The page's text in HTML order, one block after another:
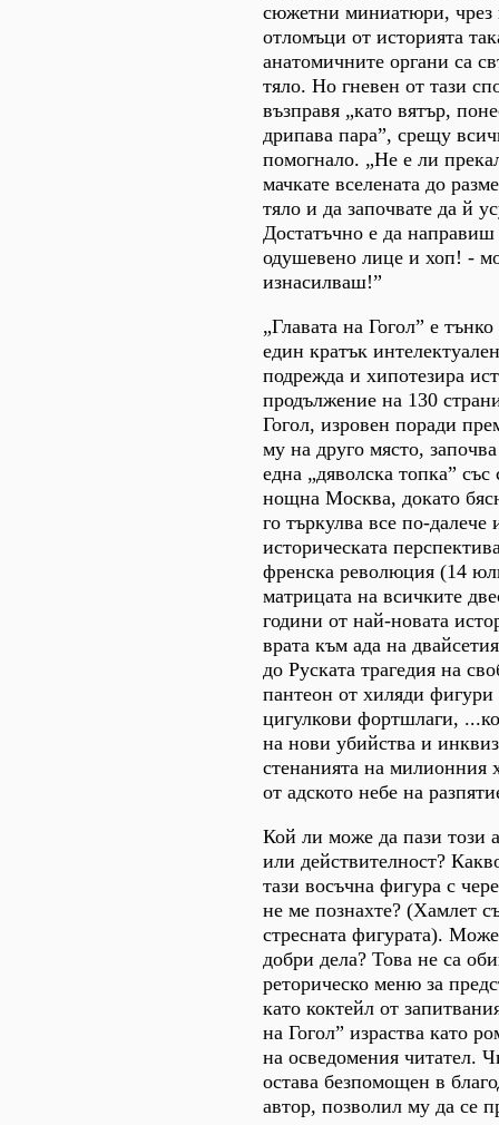
сюжетни миниатюри, чрез
отломъци от историята
анатомичните органи са
тяло. Но гневен от тази
възправя „като вятър,
дрипава пара”, срещу
помогнало. „Не е ли
мачкате вселената до
тяло и да започвате да й
Достатъчно е да направиш
одушевено лице и хоп! -
изнасилваш!”
„Главата на Гогол” е
един кратък
подрежда и хипотезира
продължение на 130
Гогол, изровен поради
му на друго място,
една „дяволска топка”
нощна Москва, докато
го търкулва все по-далече
историческата
френска революция (14
матрицата на всичките
години от най-новата
врата към ада на
до Руската трагедия на
пантеон от хиляди
цигулкови фортшлаги,
на нови убийства и
стенанията на милионния
от адското небе на
Кой ли може да пази този
или действителност?
тази восъчна фигура с
не ме познахте? (Хамлет
стресната фигурата).
добри дела? Това не са
реторическо меню за
като коктейл от
на Гогол” израства като
на осведомения читател.
остава безпомощен в
автор, позволил му да се